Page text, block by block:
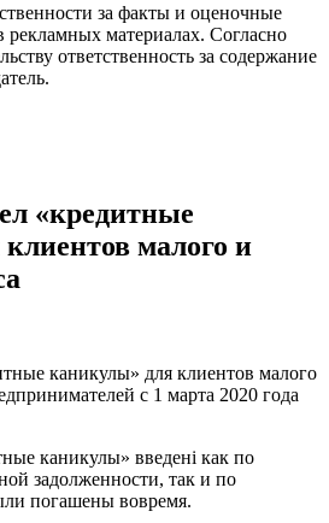
за факты и оценочные
материалах. Согласно
ответственность за содержание
«кредитные
малого и
каникулы» для клиентов малого
с 1 марта 2020 года
каникулы» введені как по
задолженности, так и по
погашены вовремя.